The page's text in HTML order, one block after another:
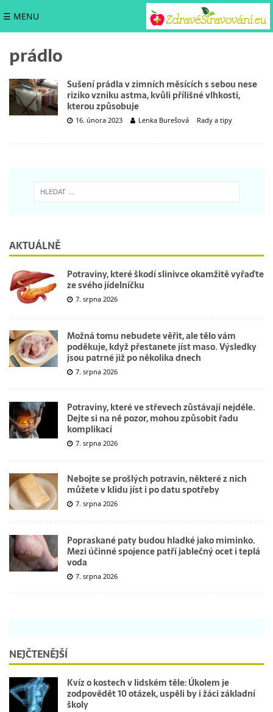
☰ MENU
prádlo
Sušení prádla v zimních měsících s sebou nese
riziko vzniku astma, kvůli přílišné vlhkosti,
kterou způsobuje
16. února 2023 Lenka Burešová Rady a tipy
AKTUÁLNĚ
Potraviny, které škodí slinivce okamžitě vyřaďte
ze svého jídelníčku
7. srpna 2026
Možná tomu nebudete věřit, ale tělo vám
poděkuje, když přestanete jíst maso. Výsledky
jsou patrné již po několika dnech
7. srpna 2026
Potraviny, které ve střevech zůstávají nejdéle.
Dejte si na ně pozor, mohou způsobit řadu
komplikací
7. srpna 2026
Nebojte se prošlých potravin, některé z nich
můžete v klidu jíst i po datu spotřeby
7. srpna 2026
Popraskané paty budou hladké jako miminko.
Mezi účinné spojence patří jablečný ocet i teplá
voda
7. srpna 2026
NEJČTENĚJŠÍ
Kvíz o kostech v lidském těle: Úkolem je
zodpovědět 10 otázek, uspěli by i žáci základní
školy